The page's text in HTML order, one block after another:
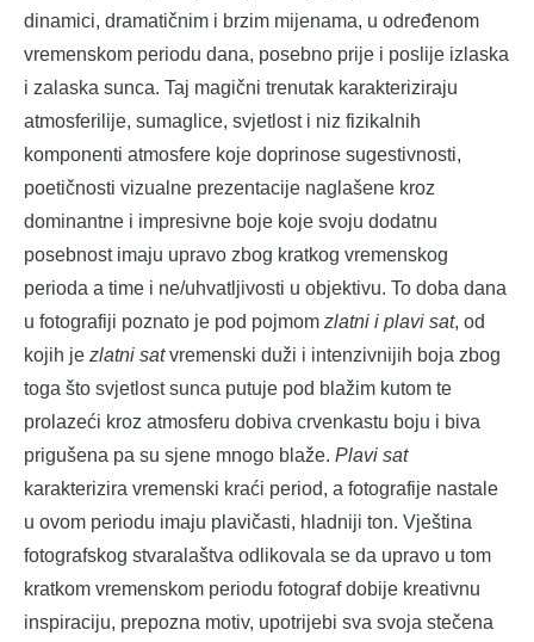
dinamici, dramatičnim i brzim mijenama, u određenom
vremenskom periodu dana, posebno prije i poslije izlaska
i zalaska sunca. Taj magični trenutak karakteriziraju
atmosferilije, sumaglice, svjetlost i niz fizikalnih
komponenti atmosfere koje doprinose sugestivnosti,
poetičnosti vizualne prezentacije naglašene kroz
dominantne i impresivne boje koje svoju dodatnu
posebnost imaju upravo zbog kratkog vremenskog
perioda a time i ne/uhvatljivosti u objektivu. To doba dana
u fotografiji poznato je pod pojmom zlatni i plavi sat, od
kojih je zlatni satvremenski duži i intenzivnijih boja zbog
toga što svjetlost sunca putuje pod blažim kutom te
prolazeći kroz atmosferu dobiva crvenkastu boju i biva
prigušena pa su sjene mnogo blaže. Plavi sat
karakterizira vremenski kraći period, a fotografije nastale
u ovom periodu imaju plavičasti, hladniji ton. Vještina
fotografskog stvaralaštva odlikovala se da upravo u tom
kratkom vremenskom periodu fotograf dobije kreativnu
inspiraciju, prepozna motiv, upotrijebi sva svoja stečena